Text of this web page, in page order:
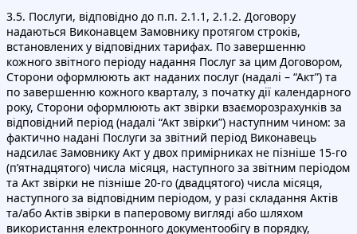
3.5. Послуги, відповідно до п.п. 2.1.1, 2.1.2. Договору
надаються Виконавцем Замовнику протягом строків,
встановлених у відповідних тарифах. По завершенню
кожного звітного періоду надання Послуг за цим Договором,
Сторони оформлюють акт наданих послуг (надалі – “Акт”) та
по завершенню кожного кварталу, з початку дії календарного
року, Сторони оформлюють акт звірки взаєморозрахунків за
відповідний період (надалі “Акт звірки”) наступним чином: за
фактично надані Послуги за звітний період Виконавець
надсилає Замовнику Акт у двох примірниках не пізніше 15-го
(п’ятнадцятого) числа місяця, наступного за звітним періодом
та Акт звірки не пізніше 20-го (двадцятого) числа місяця,
наступного за відповідним періодом, у разі складання Актів
та/або Актів звірки в паперовому вигляді або шляхом
використання електронного документообігу в порядку,